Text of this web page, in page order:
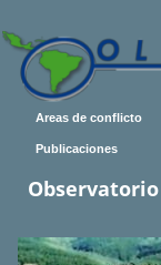
Areas de conflicto
Publicaciones